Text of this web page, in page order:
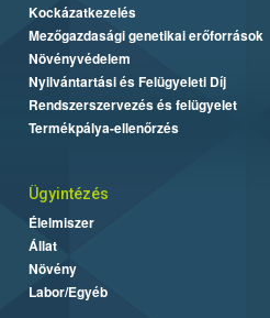
Kockázatkezelés
Mezőgazdasági genetikai erőforrások
Növényvédelem
Nyilvántartási és Felügyeleti Díj
Rendszerszervezés és felügyelet
Termékpálya-ellenőrzés
Ügyintézés
Élelmiszer
Állat
Növény
Labor/Egyéb